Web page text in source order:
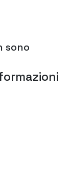
sono